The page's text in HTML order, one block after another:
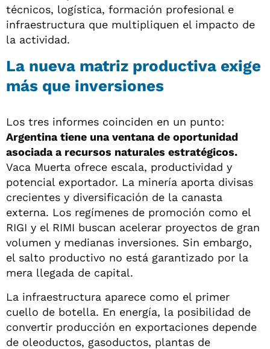
técnicos, logística, formación profesional e
infraestructura que multipliquen el impacto de
la actividad.
La nueva matriz productiva exige
más que inversiones
Los tres informes coinciden en un punto:
Argentina tiene una ventana de oportunidad
asociada a recursos naturales estratégicos.
Vaca Muerta ofrece escala, productividad y
potencial exportador. La minería aporta divisas
crecientes y diversificación de la canasta
externa. Los regímenes de promoción como el
RIGI y el RIMI buscan acelerar proyectos de gran
volumen y medianas inversiones. Sin embargo,
el salto productivo no está garantizado por la
mera llegada de capital.
La infraestructura aparece como el primer
cuello de botella. En energía, la posibilidad de
convertir producción en exportaciones depende
de oleoductos, gasoductos, plantas de